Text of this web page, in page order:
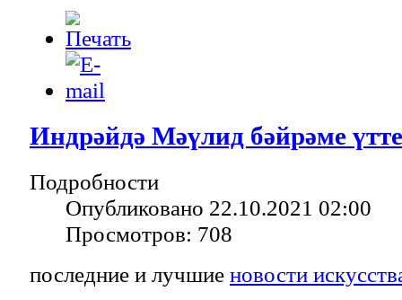
Индрәйдә Мәүлид бәйрәме үтте
Подробности
Опубликовано 22.10.2021 02:00
Просмотров: 708
последние и лучшие новости